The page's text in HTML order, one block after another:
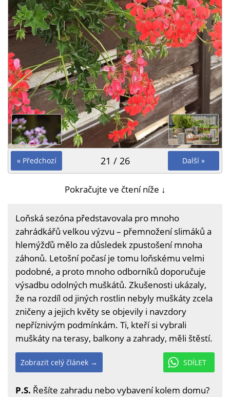
« Předchozí Další »
21 / 26
Pokračujte ve čtení níže ↓
Loňská sezóna představovala pro mnoho
zahrádkářů velkou výzvu – přemnožení slimáků a
hlemýžďů mělo za důsledek zpustošení mnoha
záhonů. Letošní počasí je tomu loňskému velmi
podobné, a proto mnoho odborníků doporučuje
výsadbu odolných muškátů. Zkušenosti ukázaly,
že na rozdíl od jiných rostlin nebyly muškáty zcela
zničeny a jejich květy se objevily i navzdory
nepříznivým podmínkám. Ti, kteří si vybrali
muškáty na terasy, balkony a zahrady, měli štěstí.
SDÍLET
Zobrazit celý článek →
P.S. Řešíte zahradu nebo vybavení kolem domu?